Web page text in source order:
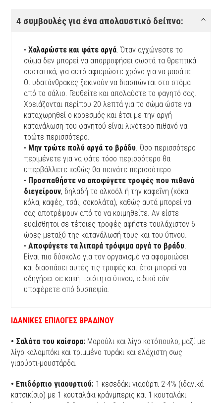
4 συμβουλές για ένα απολαυστικό δείπνο:
•Χαλαρώστε και φάτε αργά. Όταν αγχώνεστε το
σώμα δεν μπορεί να απορροφήσει σωστά τα θρεπτικά
συστατικά, για αυτό αφιερώστε χρόνο για να μασάτε.
Οι υδατάνθρακες ξεκινούν να διασπώνται στο στόμα
από το σάλιο. Γευθείτε και απολαύστε το φαγητό σας.
Χρειάζονται περίπου 20 λεπτά για το σώμα ώστε να
καταχωρηθεί ο κορεσμός και έτσι με την αργή
κατανάλωση του φαγητού είναι λιγότερο πιθανό να
τρώτε περισσότερο.
• Μην τρώτε πολύ αργά το βράδυ. Όσο περισσότερο
περιμένετε για να φάτε τόσο περισσότερο θα
υπερβάλλετε καθώς θα πεινάτε περισσότερο.
• Προσπαθήστε να αποφύγετε τροφές που πιθανά
διεγείρουν, δηλαδή το αλκοόλ ή την καφεΐνη (κόκα
κόλα, καφές, τσάι, σοκολάτα), καθώς αυτά μπορεί να
σας αποτρέψουν από το να κοιμηθείτε. Αν είστε
ευαίσθητοι σε τέτοιες τροφές αφήστε τουλάχιστον 6
ώρες μεταξύ της κατανάλωσή τους και του ύπνου.
•Αποφύγετε τα λιπαρά τρόφιμα αργά το βράδυ.
Είναι πιο δύσκολο για τον οργανισμό να αφομοιώσει
και διασπάσει αυτές τις τροφές και έτσι μπορεί να
οδηγήσει σε κακή ποιότητα ύπνου, ειδικά εάν
υποφέρετε από δυσπεψία.
ΙΔΑΝΙΚΕΣ ΕΠΙΛΟΓΕΣ ΒΡΑΔΙΝΟΥ
• Σαλάτα του καίσαρα: Mαρούλι και λίγο κοτόπουλο, μαζί με
λίγο καλαμπόκι και τριμμένο τυράκι και ελάχιστη σως
γιαούρτι-μουστάρδα.
• Επιδόρπιο γιαουρτιού: 1 κεσεδάκι γιαούρτι 2-4% (ιδανικά
κατσικίσιο) με 1 κουταλάκι κράνμπερις και 1 κουταλάκι